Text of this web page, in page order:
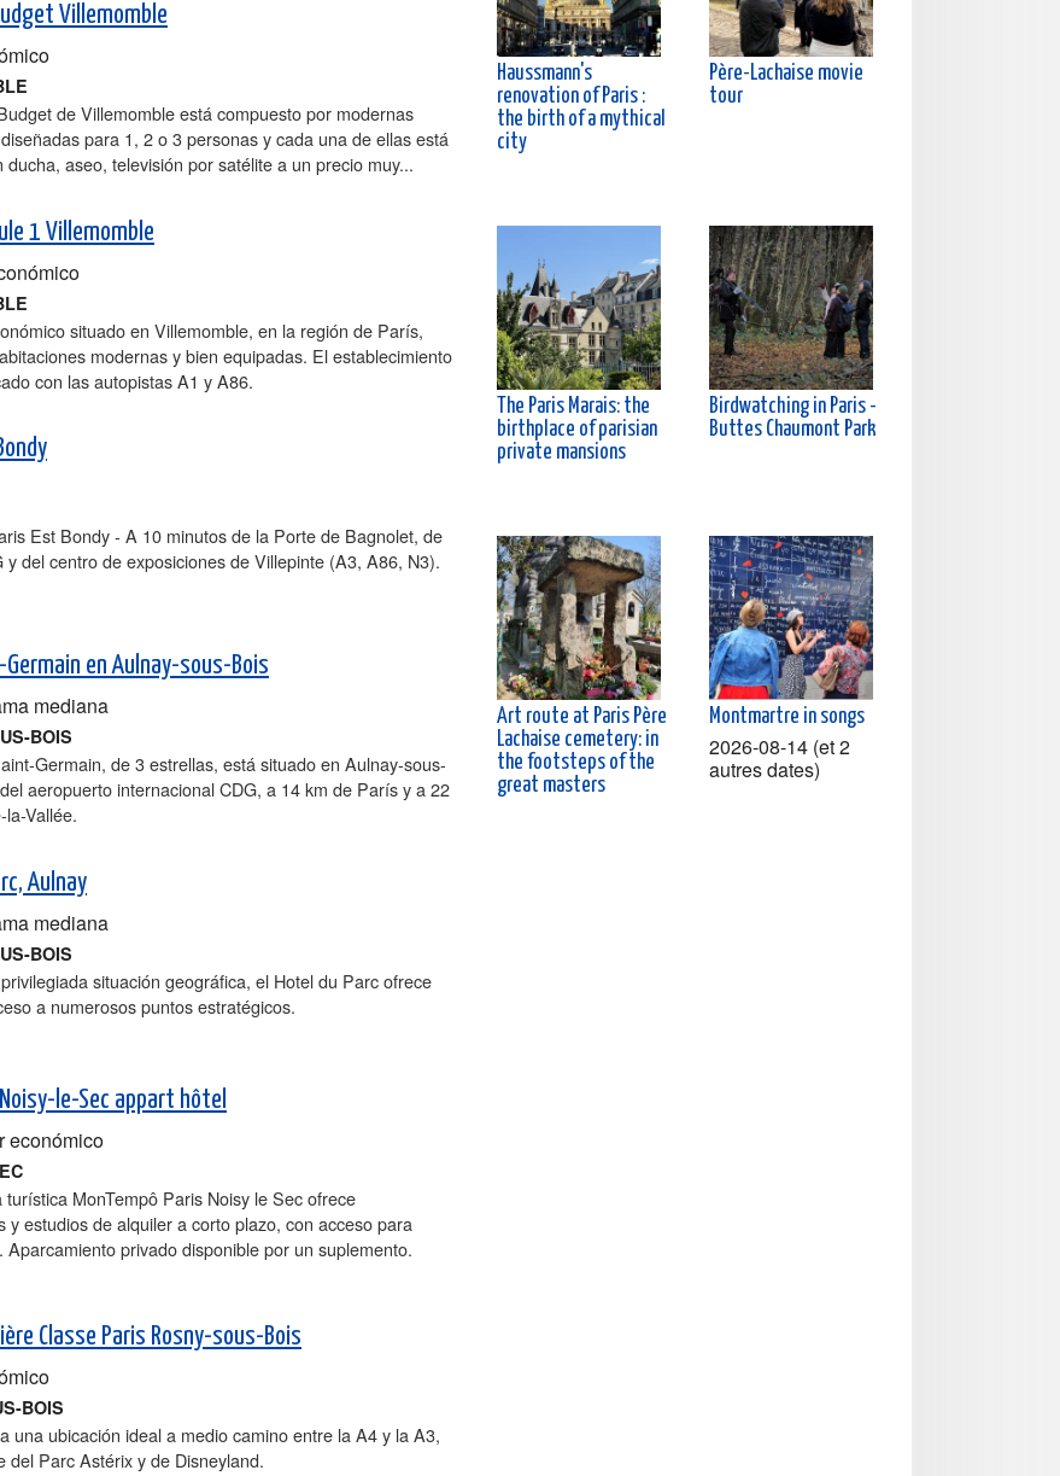
Villemomble
de Villemomble está compuesto por modernas
para 1, 2 o 3 personas y cada una de ellas está
ducha, aseo, televisión por satélite a un precio muy...
1 Villemomble
situado en Villemomble, en la región de París,
modernas y bien equipadas. El establecimiento
con las autopistas A1 y A86.
Est Bondy - A 10 minutos de la Porte de Bagnolet, de
y del centro de exposiciones de Villepinte (A3, A86, N3).
en Aulnay-sous-Bois
mediana
BOIS
Germain, de 3 estrellas, está situado en Aulnay-sous-
aeropuerto internacional CDG, a 14 km de París y a 22
Vallée.
Aulnay
mediana
BOIS
situación geográfica, el Hotel du Parc ofrece
a numerosos puntos estratégicos.
le-Sec appart hôtel
económico
turística MonTempô Paris Noisy le Sec ofrece
y estudios de alquiler a corto plazo, con acceso para
Aparcamiento privado disponible por un suplemento.
Classe Paris Rosny-sous-Bois
BOIS
una ubicación ideal a medio camino entre la A4 y la A3,
del Parc Astérix y de Disneyland.
Haussmann's
renovation of Paris :
the birth of a mythical
city
Père-Lachaise movie
tour
The Paris Marais: the
birthplace of parisian
private mansions
Birdwatching in Paris -
Buttes Chaumont Park
Art route at Paris Père
Lachaise cemetery: in
the footsteps of the
great masters
Montmartre in songs
2026-08-14 (et 2
autres dates)